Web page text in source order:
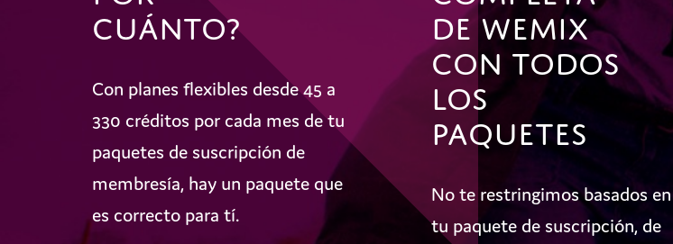
Cuánto?
Con planes flexibles desde 45 a
330 créditos por cada mes de tu
paquetes de suscripción de
membresía, hay un paquete que
es correcto para tí.
De Wemix
Con Todos
Los
Paquetes
No te restringimos basados en
tu paquete de suscripción, de